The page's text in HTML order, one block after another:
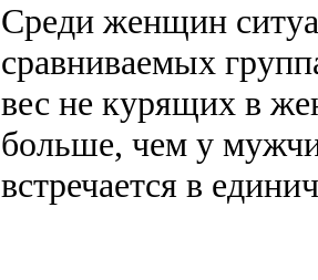
Среди женщин
сравниваемых
вес не курящих в
больше, чем у
встречается в